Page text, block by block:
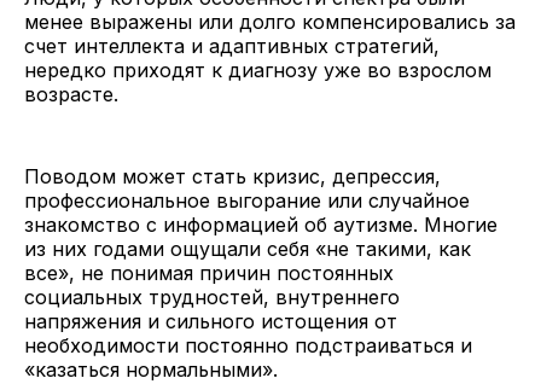
менее выражены или долго компенсировались за
счет интеллекта и адаптивных стратегий,
нередко приходят к диагнозу уже во взрослом
возрасте.
Поводом может стать кризис, депрессия,
профессиональное выгорание или случайное
знакомство с информацией об аутизме. Многие
из них годами ощущали себя «не такими, как
все», не понимая причин постоянных
социальных трудностей, внутреннего
напряжения и сильного истощения от
необходимости постоянно подстраиваться и
«казаться нормальными».